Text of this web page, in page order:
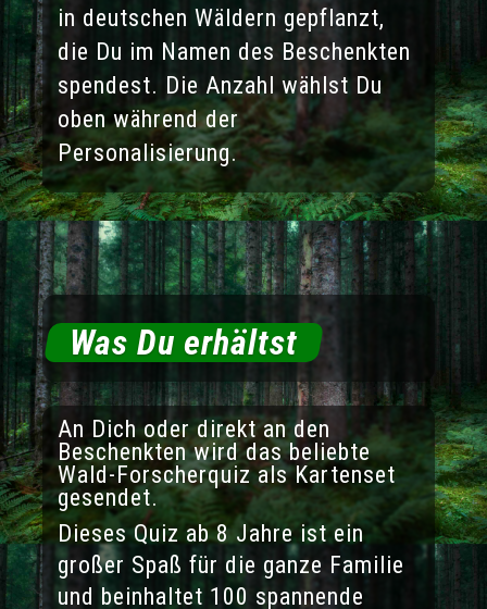
in deutschen Wäldern gepflanzt,
die Du im Namen des Beschenkten
spendest. Die Anzahl wählst Du
oben während der
Personalisierung.
Was Du erhältst
An Dich oder direkt an den
Beschenkten wird das beliebte
Wald-Forscherquiz als Kartenset
gesendet.
Dieses Quiz ab 8 Jahre ist ein
großer Spaß für die ganze Familie
und beinhaltet 100 spannende